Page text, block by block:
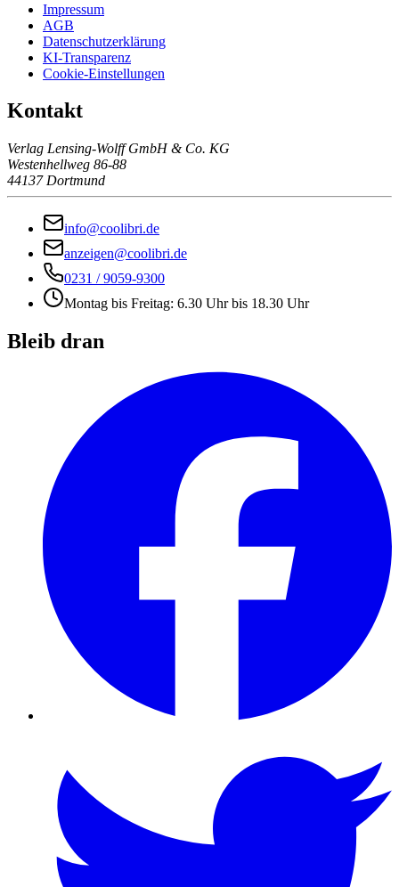
Impressum
AGB
Datenschutzerklärung
KI-Transparenz
Cookie-Einstellungen
Kontakt
Verlag Lensing-Wolff GmbH & Co. KG
Westenhellweg 86-88
44137 Dortmund
info@coolibri.de
anzeigen@coolibri.de
0231 / 9059-9300
Montag bis Freitag: 6.30 Uhr bis 18.30 Uhr
Bleib dran